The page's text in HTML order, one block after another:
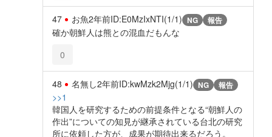
47 お魚2年前ID:E0MzIxNTI(1/1) NG 報告
確か朝鮮人は熊との混血だもんな
0
48 名無し2年前ID:kwMzk2Mjg(1/1) NG 報告
>>1
韓国人を研究するための前提条件となる“朝鮮人の
作出”についての知見が継承されている台北の研究
所に依頼した方が、成果が期待出来るだろう。